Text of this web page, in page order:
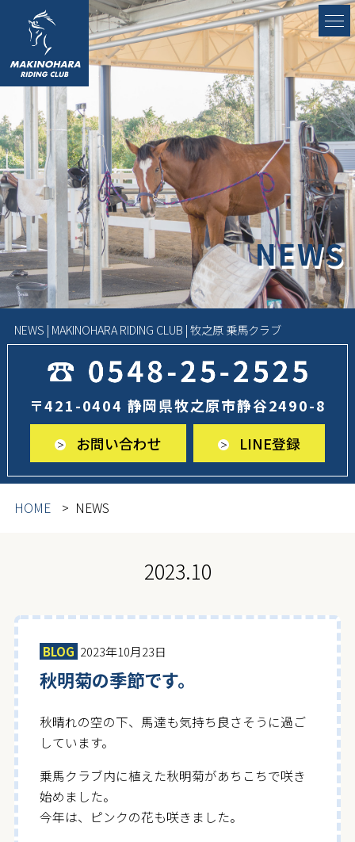
NEWS
NEWS | MAKINOHARA RIDING CLUB | 牧之原 乗馬クラブ
〒421-0404 静岡県牧之原市静谷2490-8
お問い合わせ
LINE登録
HOME NEWS
2023.10
BLOG 2023年10月23日
秋明菊の季節です。
秋晴れの空の下、馬達も気持ち良さそうに過ご
しています。
乗馬クラブ内に植えた秋明菊があちこちで咲き
始めました。
今年は、ピンクの花も咲きました。